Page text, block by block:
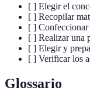
[ ] Elegir el
[ ] Recopilar
[ ] Confeccionar
[ ] Realizar una
[ ] Elegir y
[ ] Verificar los
Glossario